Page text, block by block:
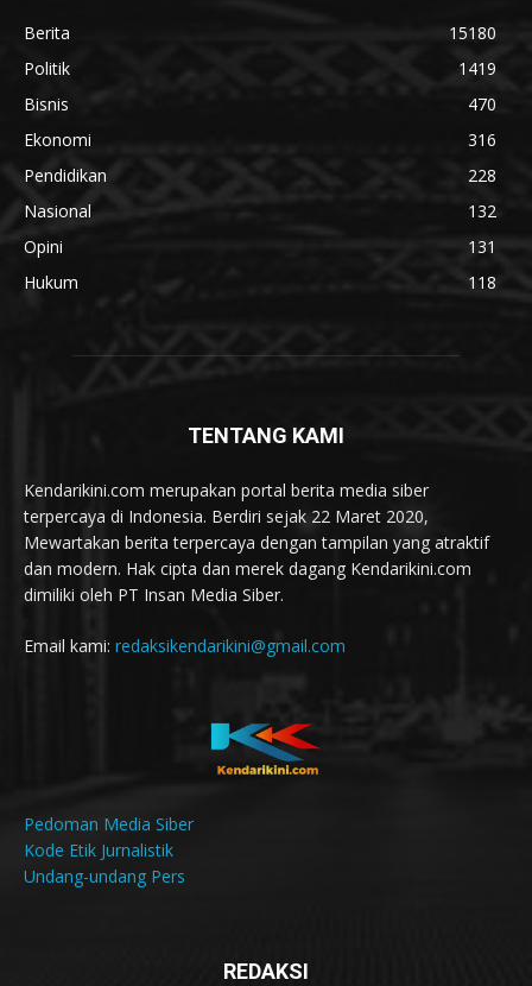
Berita
15180
Politik
1419
Bisnis
470
Ekonomi
316
Pendidikan
228
Nasional
132
Opini
131
Hukum
118
TENTANG KAMI
Kendarikini.com merupakan portal berita media siber
terpercaya di Indonesia. Berdiri sejak 22 Maret 2020,
Mewartakan berita terpercaya dengan tampilan yang atraktif
dan modern. Hak cipta dan merek dagang Kendarikini.com
dimiliki oleh PT Insan Media Siber.
Email kami: redaksikendarikini@gmail.com
Pedoman Media Siber
Kode Etik Jurnalistik
Undang-undang Pers
REDAKSI